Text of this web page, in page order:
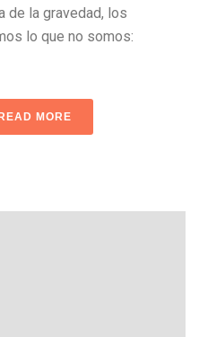
de la gravedad, los
lo que no somos:
READ MORE